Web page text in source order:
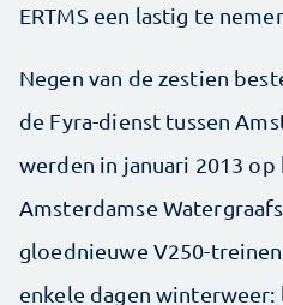
ERTMS een lastig te
Negen van de zestien
de Fyra-dienst tussen
werden in januari 2013
Amsterdamse
gloednieuwe V250-
enkele dagen